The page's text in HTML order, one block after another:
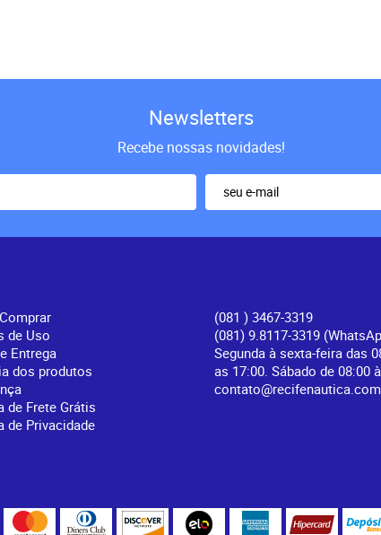
Newsletters
Recebe nossas novidades!
de Uso
Entrega
dos produtos
de Frete Grátis
de Privacidade
(081 ) 3467-3319
(081) 9.8117-3319
Segunda à sexta-feira das
as 17:00. Sábado de 08:00